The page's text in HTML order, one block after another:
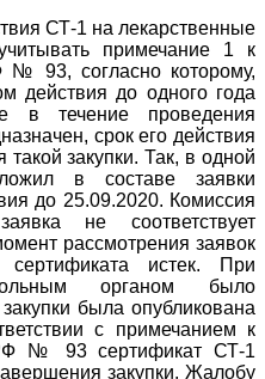
СТ-1 на лекарственные
примечание 1 к
93, согласно которому,
действия до одного года
в течение проведения
срок его действия
закупки. Так, в одной
в составе заявки
до 25.09.2020. Комиссия
не соответствует
рассмотрения заявок
истек. При
органом было
была опубликована
с примечанием к
№ 93 сертификат СТ-1
закупки. Жалобу